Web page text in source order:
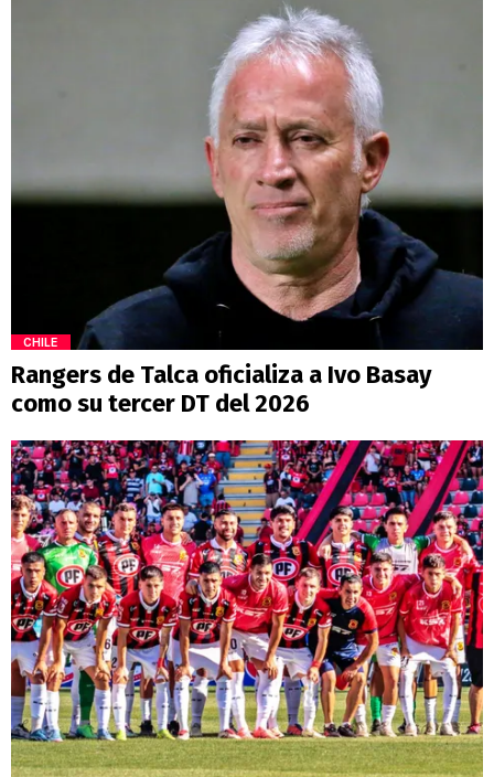
CHILE
Rangers de Talca oficializa a Ivo Basay
como su tercer DT del 2026